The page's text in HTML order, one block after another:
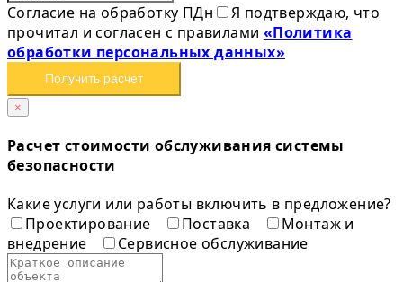
Согласие на обработку ПДн
Я подтверждаю, что
прочитал и согласен с правилами «Политика
обработки персональных данных»
Получить расчет
×
Расчет стоимости обслуживания системы
безопасности
Какие услуги или работы включить в предложение?
Проектирование
Поставка
Монтаж и
внедрение
Сервисное обслуживание